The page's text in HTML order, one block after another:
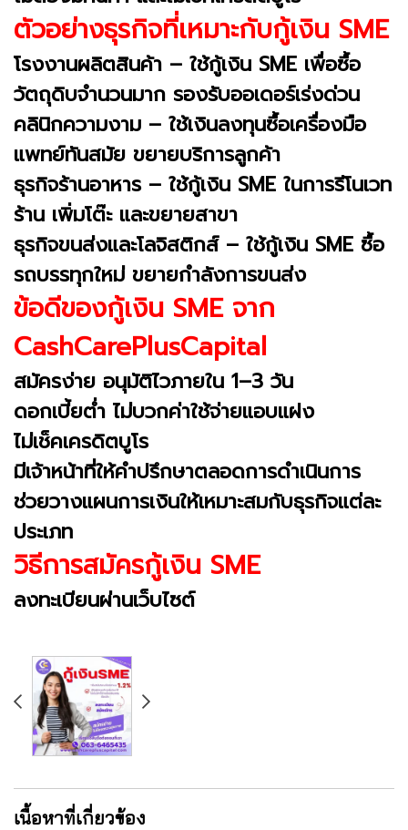
ตัวอย่างธุรกิจที่เหมาะกับกู้เงิน SME
โรงงานผลิตสินค้า – ใช้กู้เงิน SME เพื่อซื้อ
วัตถุดิบจำนวนมาก รองรับออเดอร์เร่งด่วน
คลินิกความงาม – ใช้เงินลงทุนซื้อเครื่องมือ
แพทย์ทันสมัย ขยายบริการลูกค้า
ธุรกิจร้านอาหาร – ใช้กู้เงิน SME ในการรีโนเวท
ร้าน เพิ่มโต๊ะ และขยายสาขา
ธุรกิจขนส่งและโลจิสติกส์ – ใช้กู้เงิน SME ซื้อ
รถบรรทุกใหม่ ขยายกำลังการขนส่ง
ข้อดีของกู้เงิน SME จาก
CashCarePlusCapital
สมัครง่าย อนุมัติไวภายใน 1–3 วัน
ดอกเบี้ยต่ำ ไม่บวกค่าใช้จ่ายแอบแฝง
ไม่เช็คเครดิตบูโร
มีเจ้าหน้าที่ให้คำปรึกษาตลอดการดำเนินการ
ช่วยวางแผนการเงินให้เหมาะสมกับธุรกิจแต่ละ
ประเภท
วิธีการสมัครกู้เงิน SME
ลงทะเบียนผ่านเว็บไซต์
เนื้อหาที่เกี่ยวข้อง